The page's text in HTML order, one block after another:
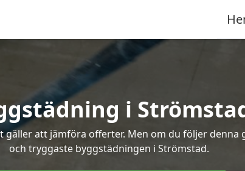
i
att jämföra offerter. Men om du följer
och tryggaste byggstädningen i Strömstad.